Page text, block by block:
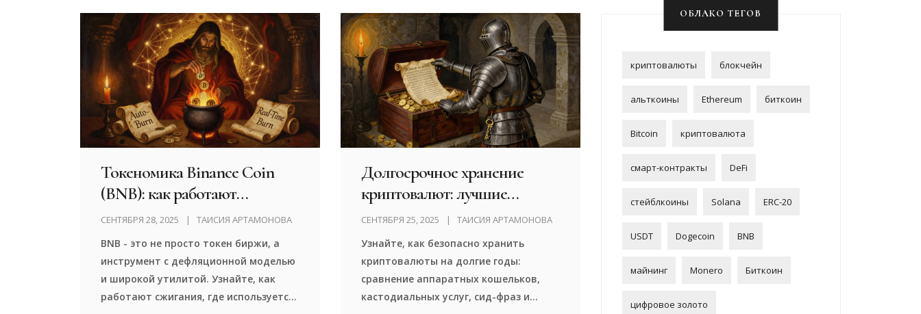
Токеномика Binance Coin
(BNB): как работают
сжигания, утилита и какие
риски у держателей
СЕНТЯБРЯ 28, 2025 ТАИСИЯ АРТАМОНОВА
BNB - это не просто токен биржи, а
инструмент с дефляционной моделью
и широкой утилитой. Узнайте, как
работают сжигания, где используется
Долгосрочное хранение
криптовалют: лучшие
стратегии безопасного
custody в 2025 году
СЕНТЯБРЯ 25, 2025 ТАИСИЯ АРТАМОНОВА
Узнайте, как безопасно хранить
криптовалюты на долгие годы:
сравнение аппаратных кошельков,
кастодиальных услуг, сид-фраз и
ОБЛАКО ТЕГОВ
криптовалюты блокчейн
альткоины Ethereum биткоин
Bitcoin криптовалюта
смарт-контракты DeFi
стейблкоины Solana ERC-20
USDT Dogecoin BNB
майнинг Monero Биткоин
цифровое золото